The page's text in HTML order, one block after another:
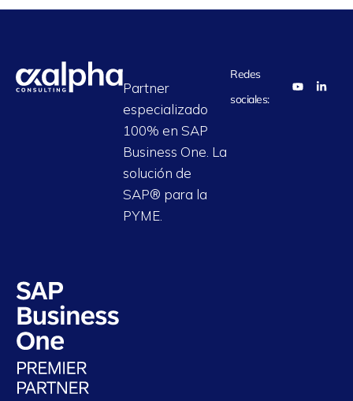
Partner
especializado
100% en SAP
Business One. La
solución de
SAP® para la
PYME.
Redes
sociales: